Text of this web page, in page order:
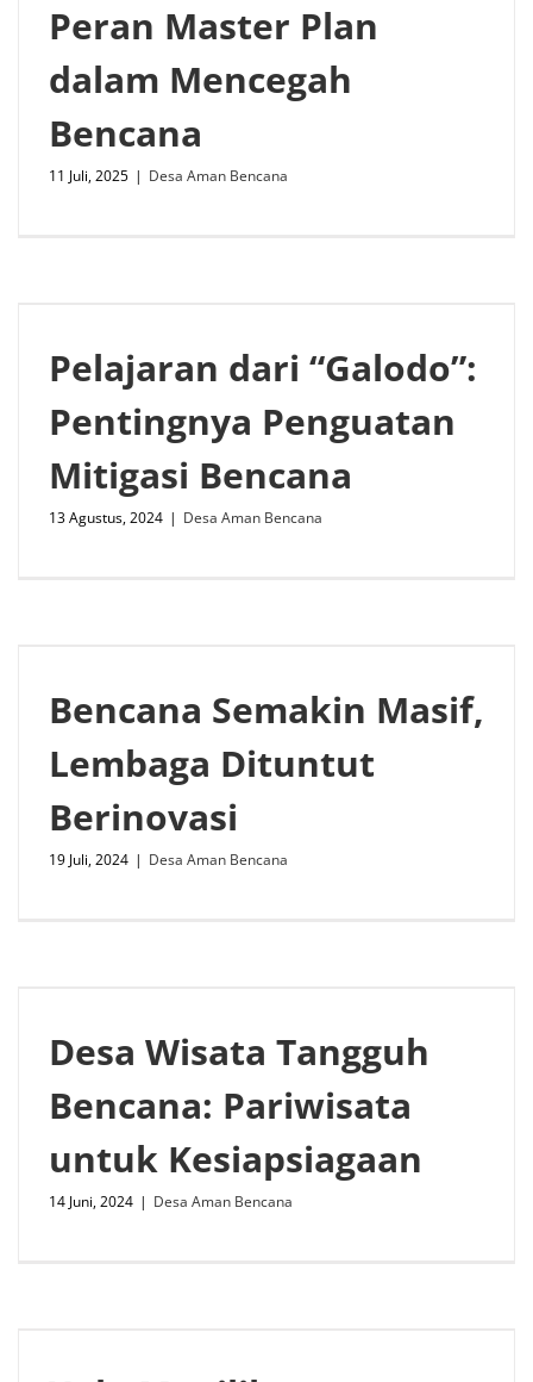
Peran Master Plan
dalam Mencegah
Bencana
11 Juli, 2025 | Desa Aman Bencana
Pelajaran dari “Galodo”:
Pentingnya Penguatan
Mitigasi Bencana
13 Agustus, 2024 | Desa Aman Bencana
Bencana Semakin Masif,
Lembaga Dituntut
Berinovasi
19 Juli, 2024 | Desa Aman Bencana
Desa Wisata Tangguh
Bencana: Pariwisata
untuk Kesiapsiagaan
14 Juni, 2024 | Desa Aman Bencana